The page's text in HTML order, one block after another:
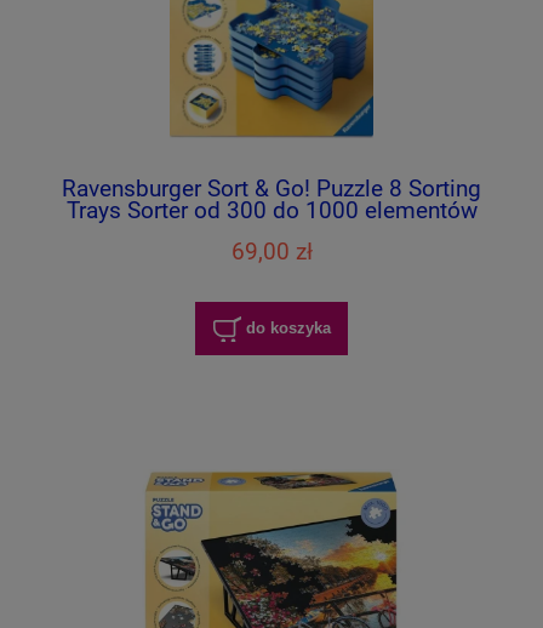
Ravensburger Sort & Go! Puzzle 8 Sorting
Trays Sorter od 300 do 1000 elementów
69,00 zł
do koszyka